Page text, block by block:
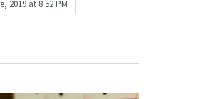
2019 at 8:52 PM